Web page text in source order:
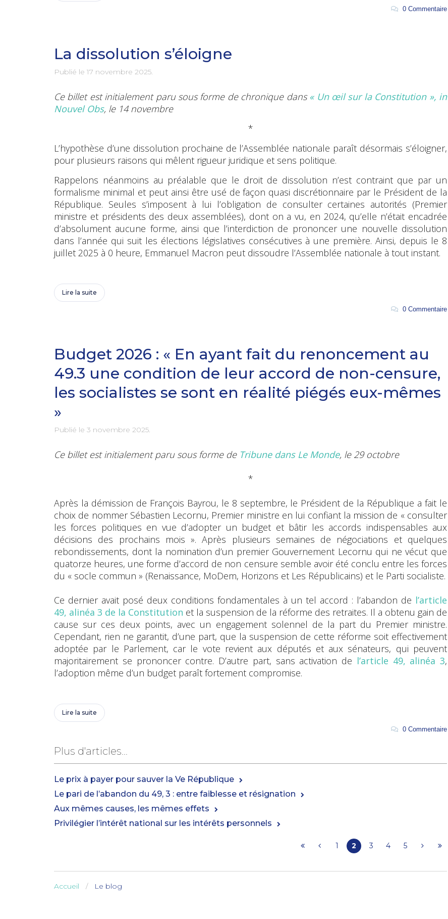
0 Commentaire
La dissolution s’éloigne
Publié le 17 novembre 2025.
Ce billet est initialement paru sous forme de chronique dans « Un œil sur la Constitution », in
Nouvel Obs, le 14 novembre
*
L’hypothèse d’une dissolution prochaine de l’Assemblée nationale paraît désormais s’éloigner,
pour plusieurs raisons qui mêlent rigueur juridique et sens politique.
Rappelons néanmoins au préalable que le droit de dissolution n’est contraint que par un
formalisme minimal et peut ainsi être usé de façon quasi discrétionnaire par le Président de la
République. Seules s’imposent à lui l’obligation de consulter certaines autorités (Premier
ministre et présidents des deux assemblées), dont on a vu, en 2024, qu’elle n’était encadrée
d’absolument aucune forme, ainsi que l’interdiction de prononcer une nouvelle dissolution
dans l’année qui suit les élections législatives consécutives à une première. Ainsi, depuis le 8
juillet 2025 à 0 heure, Emmanuel Macron peut dissoudre l’Assemblée nationale à tout instant.
Lire la suite
0 Commentaire
Budget 2026 : « En ayant fait du renoncement au
49.3 une condition de leur accord de non-censure,
les socialistes se sont en réalité piégés eux-mêmes
»
Publié le 3 novembre 2025.
Ce billet est initialement paru sous forme de Tribune dans Le Monde, le 29 octobre
*
Après la démission de François Bayrou, le 8 septembre, le Président de la République a fait le
choix de nommer Sébastien Lecornu, Premier ministre en lui confiant la mission de « consulter
les forces politiques en vue d’adopter un budget et bâtir les accords indispensables aux
décisions des prochains mois ». Après plusieurs semaines de négociations et quelques
rebondissements, dont la nomination d’un premier Gouvernement Lecornu qui ne vécut que
quatorze heures, une forme d’accord de non censure semble avoir été conclu entre les forces
du « socle commun » (Renaissance, MoDem, Horizons et Les Républicains) et le Parti socialiste.
Ce dernier avait posé deux conditions fondamentales à un tel accord : l’abandon de l’article
49, alinéa 3 de la Constitution et la suspension de la réforme des retraites. Il a obtenu gain de
cause sur ces deux points, avec un engagement solennel de la part du Premier ministre.
Cependant, rien ne garantit, d’une part, que la suspension de cette réforme soit effectivement
adoptée par le Parlement, car le vote revient aux députés et aux sénateurs, qui peuvent
majoritairement se prononcer contre. D’autre part, sans activation de l’article 49, alinéa 3,
l’adoption même d’un budget paraît fortement compromise.
Lire la suite
0 Commentaire
Plus d'articles...
Le prix à payer pour sauver la Ve République
Le pari de l’abandon du 49, 3 : entre faiblesse et résignation
Aux mêmes causes, les mêmes effets
Privilégier l’intérêt national sur les intérêts personnels
1 2 3 4 5
Accueil Le blog